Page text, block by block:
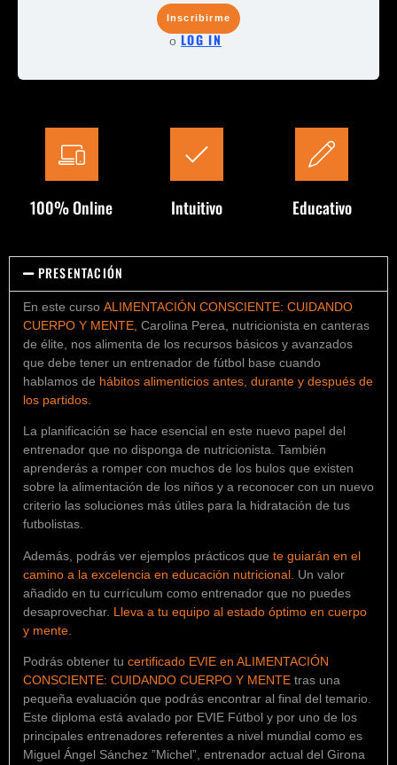
Inscribirme
o LOG IN
100% Online Intuitivo Educativo
PRESENTACIÓN
En este curso ALIMENTACIÓN CONSCIENTE: CUIDANDO
CUERPO Y MENTE Carolina Perea, nutricionista en canteras
de élite, nos alimenta de los recursos básicos y avanzados
que debe tener un entrenador de fútbol base cuando
hablamos de hábitos alimenticios antes, durante y después de
los partidos
La planificación se hace esencial en este nuevo papel del
entrenador que no disponga de nutricionista. También
aprenderás a romper con muchos de los bulos que existen
sobre la alimentación de los niños y a reconocer con un nuevo
criterio las soluciones más útiles para la hidratación de tus
futbolistas.
Además, podrás ver ejemplos prácticos que te guiarán en el
camino a la excelencia en educación nutricional Un valor
añadido en tu currículum como entrenador que no puedes
desaprovechar. Lleva a tu equipo al estado óptimo en cuerpo
y mente
Podrás obtener tu certificado EVIE en ALIMENTACIÓN
CONSCIENTE: CUIDANDO CUERPO Y MENTE tras una
pequeña evaluación que podrás encontrar al final del temario.
Este diploma está avalado por EVIE Fútbol y por uno de los
principales entrenadores referentes a nivel mundial como es
Miguel Ángel Sánchez ”Michel”, entrenador actual del Girona